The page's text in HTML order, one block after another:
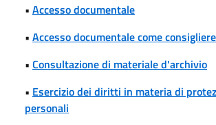
• Accesso documentale
• Accesso documentale come
• Consultazione di materiale d'archivio
• Esercizio dei diritti in materia di
personali